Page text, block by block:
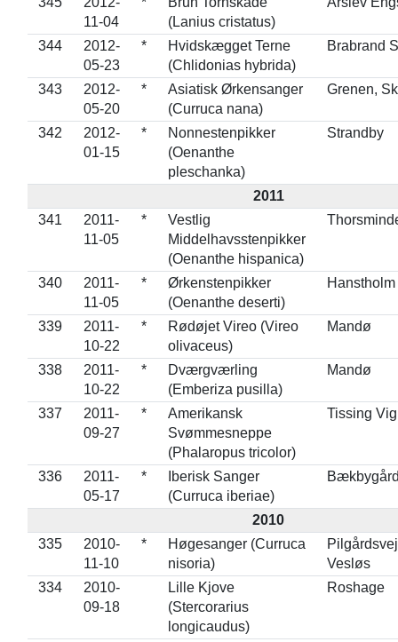
11-04
(Lanius cristatus)
344
2012-
05-23
*
Hvidskægget Terne
(Chlidonias hybrida)
Brabrand
343
2012-
05-20
*
Asiatisk Ørkensanger
(Curruca nana)
Grenen,
342
2012-
01-15
*
Nonnestenpikker
(Oenanthe
pleschanka)
Strandby
2011
341
2011-
11-05
*
Vestlig
Middelhavsstenpikker
(Oenanthe hispanica)
340
2011-
11-05
*
Ørkenstenpikker
(Oenanthe deserti)
Hanstholm
339
2011-
10-22
*
Rødøjet Vireo (Vireo
olivaceus)
Mandø
338
2011-
10-22
*
Dværgværling
(Emberiza pusilla)
Mandø
337
2011-
09-27
*
Amerikansk
Svømmesneppe
(Phalaropus tricolor)
Tissing
336
2011-
05-17
*
Iberisk Sanger
(Curruca iberiae)
2010
335
2010-
11-10
*
Høgesanger (Curruca
nisoria)
Vesløs
334
2010-
09-18
Lille Kjove
(Stercorarius
longicaudus)
Roshage